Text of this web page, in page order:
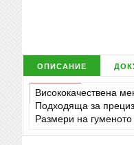
описание
Висококачествена
Подходяща за
Размери на